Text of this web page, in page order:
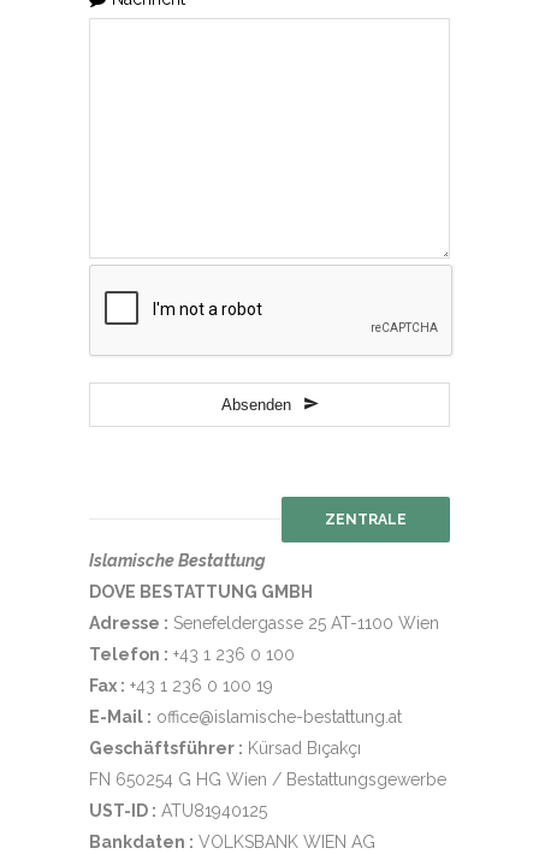
Absenden
ZENTRALE
Islamische Bestattung
DOVE BESTATTUNG GMBH
Adresse : Senefeldergasse 25 AT-1100 Wien
Telefon : +43 1 236 0 100
Fax : +43 1 236 0 100 19
E-Mail : office@islamische-bestattung.at
Geschäftsführer : Kürsad Bıçakçı
FN 650254 G HG Wien / Bestattungsgewerbe
UST-ID : ATU81940125
Bankdaten : VOLKSBANK WIEN AG